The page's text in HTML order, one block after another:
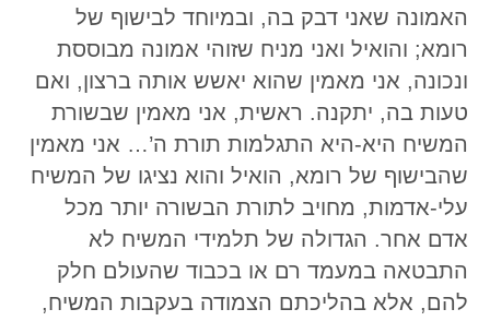
האמונה שאני דבק בה, ובמיוחד לבישוף של
רומא; והואיל ואני מניח שזוהי אמונה מבוססת
ונכונה, אני מאמין שהוא יאשש אותה ברצון, ואם
טעות בה, יתקנה. ראשית, אני מאמין שבשורת
המשיח היא-היא התגלמות תורת ה’… אני מאמין
שהבישוף של רומא, הואיל והוא נציגו של המשיח
עלי-אדמות, מחויב לתורת הבשורה יותר מכל
אדם אחר. הגדולה של תלמידי המשיח לא
התבטאה במעמד רם או בכבוד שהעולם חלק
להם, אלא בהליכתם הצמודה בעקבות המשיח,